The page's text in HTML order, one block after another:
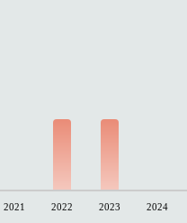
2021 2022 2023 2024